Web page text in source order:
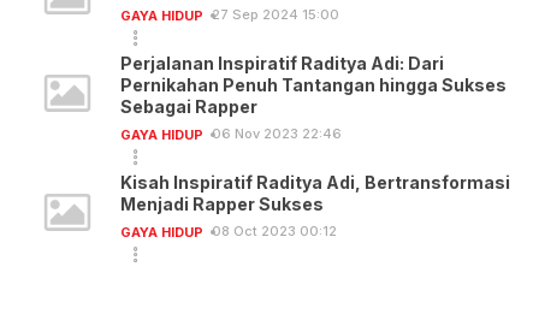
GAYA HIDUP 27 Sep 2024 15:00
Perjalanan Inspiratif Raditya Adi: Dari
Pernikahan Penuh Tantangan hingga Sukses
Sebagai Rapper
GAYA HIDUP 06 Nov 2023 22:46
Kisah Inspiratif Raditya Adi, Bertransformasi
Menjadi Rapper Sukses
GAYA HIDUP 08 Oct 2023 00:12